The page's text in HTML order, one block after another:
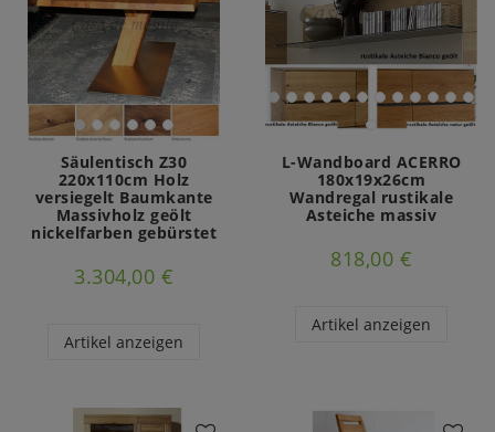
Säulentisch Z30
220x110cm Holz
versiegelt Baumkante
Massivholz geölt
nickelfarben gebürstet
3.304,00 €
Artikel anzeigen
L-Wandboard ACERRO
180x19x26cm
Wandregal rustikale
Asteiche massiv
818,00 €
Artikel anzeigen